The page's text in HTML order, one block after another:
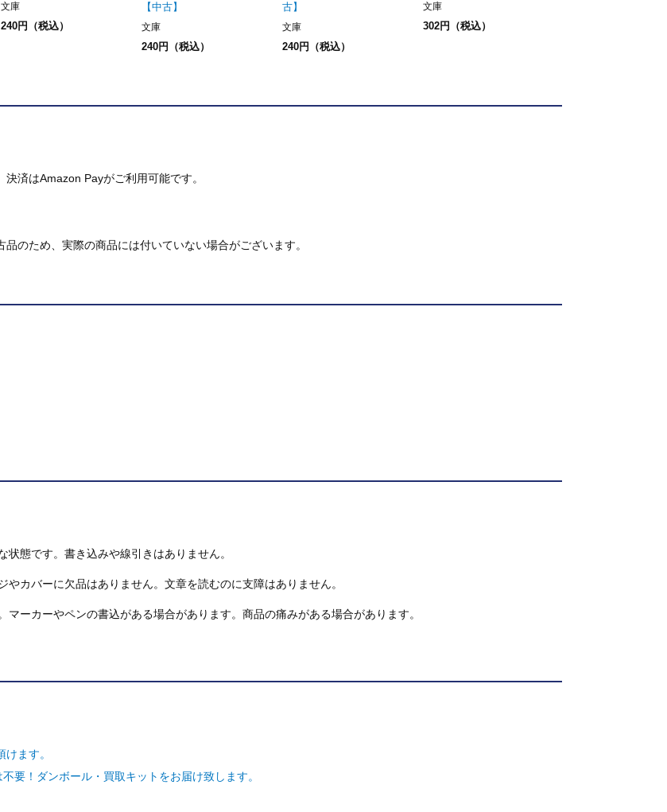
文庫
240円（税込）
【中古】
文庫
240円（税込）
古】
文庫
240円（税込）
文庫
302円（税込）
済はAmazon Payがご利用可能です。
のため、実際の商品には付いていない場合がございます。
態です。書き込みや線引きはありません。
やカバーに欠品はありません。文章を読むのに支障はありません。
ーカーやペンの書込がある場合があります。商品の痛みがある場合があります。
ます。
要！ダンボール・買取キットをお届け致します。